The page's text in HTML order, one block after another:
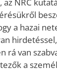
a hazai
rá van
a